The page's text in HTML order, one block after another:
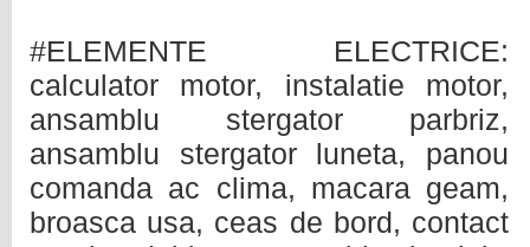
#ELEMENTE ELECTRICE:
calculator motor, instalatie motor,
ansamblu stergator parbriz,
ansamblu stergator luneta, panou
comanda ac clima, macara geam,
broasca usa, ceas de bord, contact